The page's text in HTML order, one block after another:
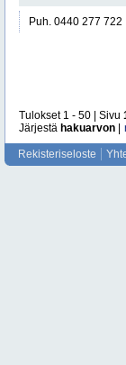
Puh. 0440 277 722
Tulokset 1 - 50 | Sivu
Järjestä hakuarvon
Rekisteriseloste